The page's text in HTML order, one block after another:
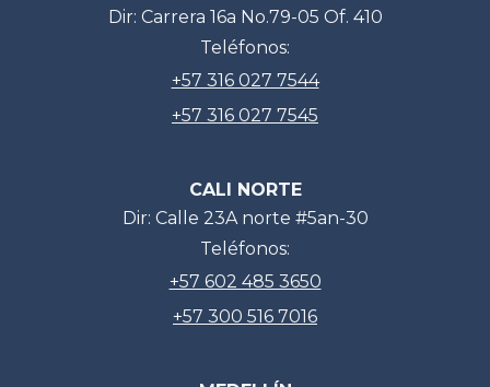
Dir: Carrera 16a No.79-05 Of. 410
Teléfonos:
+57 316 027 7544
+57 316 027 7545
CALI NORTE
Dir: Calle 23A norte #5an-30
Teléfonos:
+57 602 485 3650
+57 300 516 7016